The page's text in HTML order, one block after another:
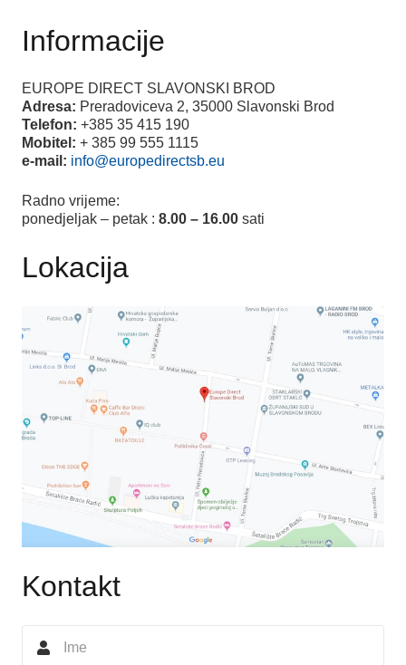
Informacije
EUROPE DIRECT SLAVONSKI BROD
Adresa: Preradoviceva 2, 35000 Slavonski Brod
Telefon: +385 35 415 190
Mobitel: + 385 99 555 1115
e-mail: info@europedirectsb.eu
Radno vrijeme:
ponedjeljak – petak : 8.00 – 16.00 sati
Lokacija
Kontakt